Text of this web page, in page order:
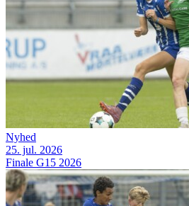
Nyhed
25. jul. 2026
Finale G15 2026